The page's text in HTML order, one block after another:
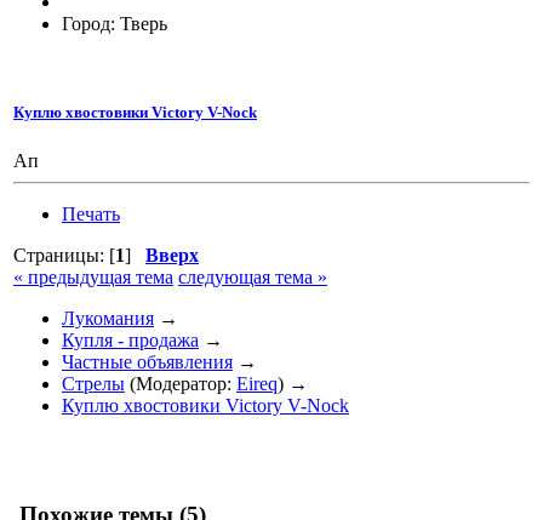
Город: Тверь
Куплю хвостовики Victory V-Nock
Ап
Печать
Страницы: [1] Вверх
« предыдущая тема следующая тема »
Лукомания →
Купля - продажа →
Частные объявления →
Стрелы (Модератор: Eireq) →
Куплю хвостовики Victory V-Nock
Похожие темы (5)